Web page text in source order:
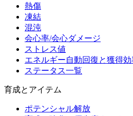
熱傷
凍結
混沌
会心率/会心ダメージ
ストレス値
エネルギー自動回復と獲得効
ステータス一覧
育成とアイテム
ポテンシャル解放